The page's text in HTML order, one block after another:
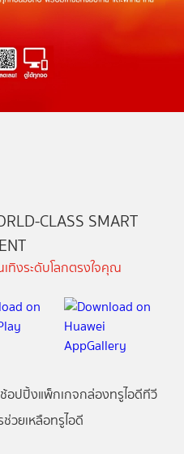
CLASS SMART
ทิงระดับโลกตรงใจคุณ
ช้อปปิ้งแพ็กเกจกล่องทรูไอดีทีวี
วยเหลือทรูไอดี